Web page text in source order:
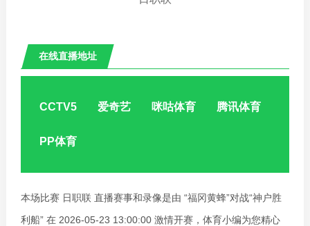
福冈黄蜂VS神户胜利船
在线直播地址
CCTV5 爱奇艺 咪咕体育 腾讯体育
PP体育
本场比赛 日职联 直播赛事和录像是由 “福冈黄蜂”对战“神户胜
利船” 在 2026-05-23 13:00:00 激情开赛，体育小编为您精心